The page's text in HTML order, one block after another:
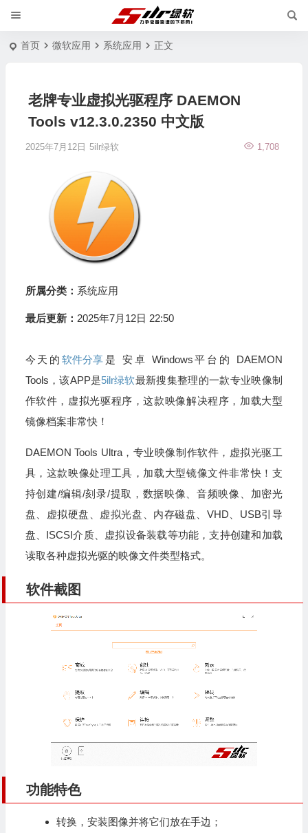
首页 微软应用 系统应用 正文
老牌专业虚拟光驱程序 DAEMON
Tools v12.3.0.2350 中文版
2025年7月12日 5ilr绿软 1,708
所属分类： 系统应用
最后更新： 2025年7月12日 22:50
今天的软件分享 是 安卓 Windows平台的 DAEMON
Tools，该APP是5ilr绿软最新搜集整理的一款专业映像制
作软件，虚拟光驱程序，这款映像解决程序，加载大型
镜像档案非常快！
DAEMON Tools Ultra，专业映像制作软件，虚拟光驱工
具，这款映像处理工具，加载大型镜像文件非常快！支
持创建/编辑/刻录/提取，数据映像、音频映像、加密光
盘、虚拟硬盘、虚拟光盘、内存磁盘、VHD、USB引导
盘、ISCSI介质、虚拟设备装载等功能，支持创建和加载
读取各种虚拟光驱的映像文件类型格式。
软件截图
功能特色
转换，安装图像并将它们放在手边；